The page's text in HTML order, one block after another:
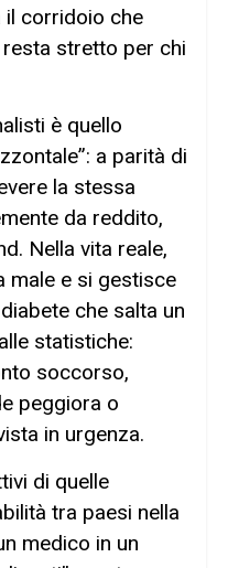
il corridoio che
stretto per chi
è quello
a parità di
la stessa
da reddito,
Nella vita reale,
male e si gestisce
che salta un
statistiche:
soccorso,
peggiora o
in urgenza.
di quelle
tra paesi nella
medico in un